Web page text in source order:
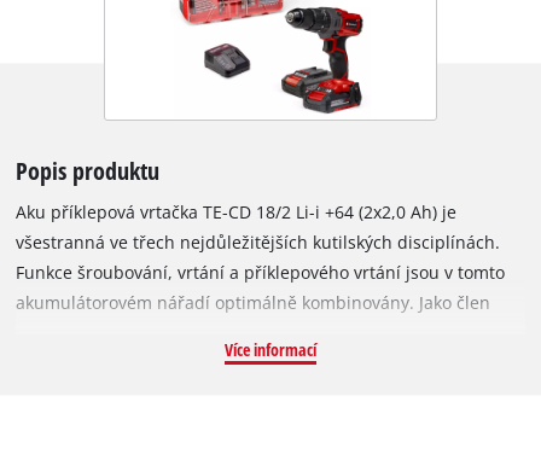
Popis produktu
Aku příklepová vrtačka TE-CD 18/2 Li-i +64 (2x2,0 Ah) je
všestranná ve třech nejdůležitějších kutilských disciplínách.
Funkce šroubování, vrtání a příklepového vrtání jsou v tomto
akumulátorovém nářadí optimálně kombinovány. Jako člen
systémové řadě kombinovat s příklepovou vrtačkou a baterie,
Více informací